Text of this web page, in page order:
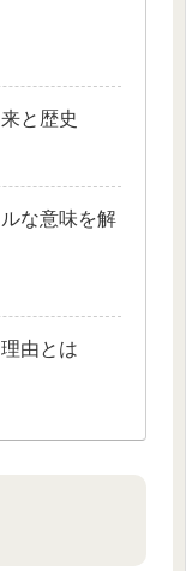
と歴史
な意味を解
由とは